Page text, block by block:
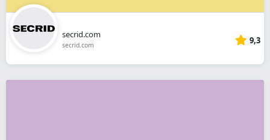
secrid.com
secrid.com 9,3